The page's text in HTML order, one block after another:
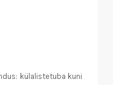
külalistetuba kuni